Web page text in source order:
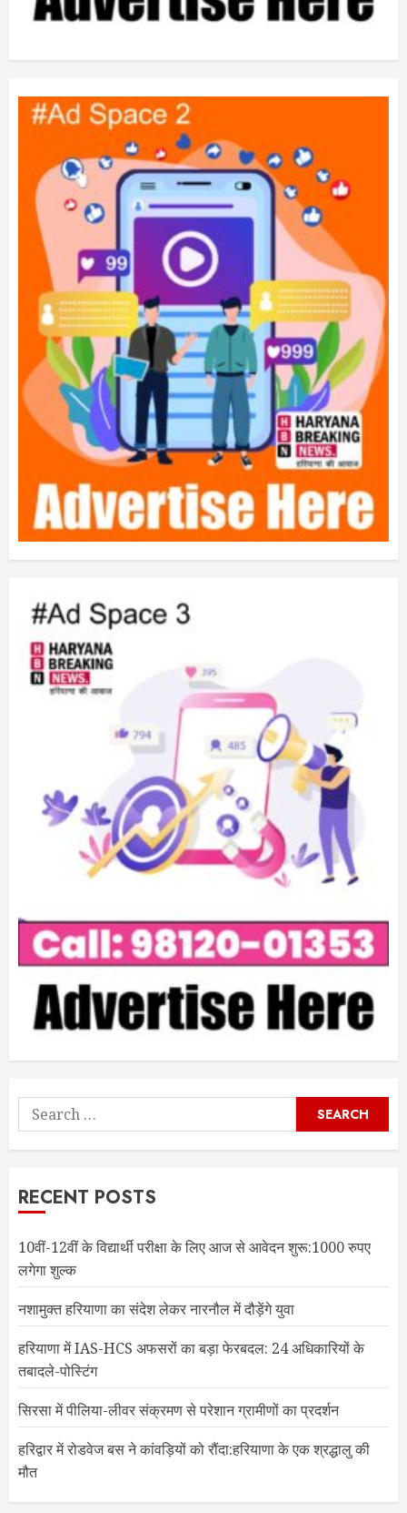
Search
for:
RECENT POSTS
10वीं-12वीं के विद्यार्थी परीक्षा के लिए आज से आवेदन शुरू:1000 रुपए
लगेगा शुल्क
नशामुक्त हरियाणा का संदेश लेकर नारनौल में दौड़ेंगे युवा
हरियाणा में IAS-HCS अफसरों का बड़ा फेरबदल: 24 अधिकारियों के
तबादले-पोस्टिंग
सिरसा में पीलिया-लीवर संक्रमण से परेशान ग्रामीणों का प्रदर्शन
हरिद्वार में रोडवेज बस ने कांवड़ियों को रौंदा:हरियाणा के एक श्रद्धालु की
मौत